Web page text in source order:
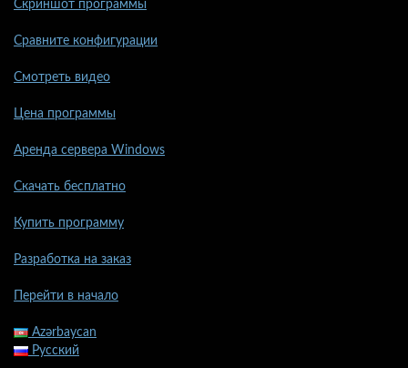
Скриншот программы
Сравните конфигурации
Смотреть видео
Цена программы
Аренда сервера Windows
Скачать бесплатно
Купить программу
Разработка на заказ
Перейти в начало
Azərbaycan
Русский